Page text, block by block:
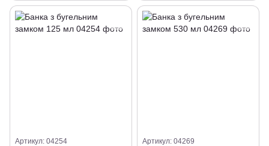
Артикул: 04254 Артикул: 04269